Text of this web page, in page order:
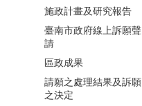
施政計畫及研究報告
臺南市政府線上訴願聲
請
區政成果
請願之處理結果及訴願
之決定